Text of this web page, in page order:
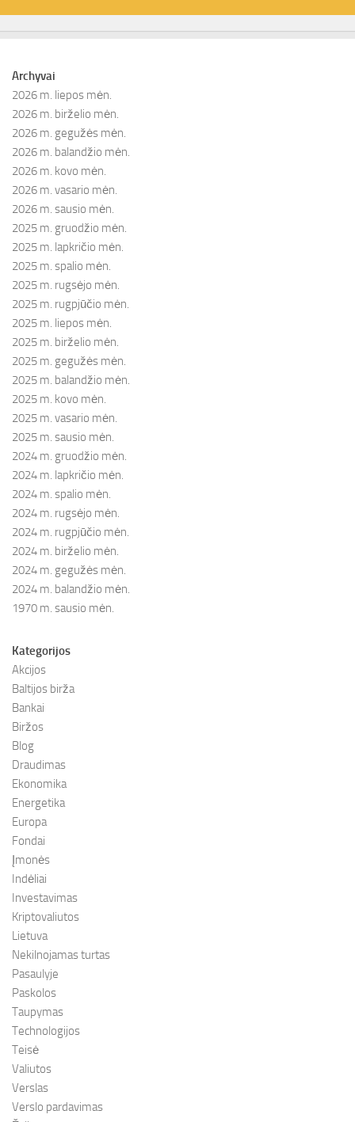
Archyvai
2026 m. liepos mėn.
2026 m. birželio mėn.
2026 m. gegužės mėn.
2026 m. balandžio mėn.
2026 m. kovo mėn.
2026 m. vasario mėn.
2026 m. sausio mėn.
2025 m. gruodžio mėn.
2025 m. lapkričio mėn.
2025 m. spalio mėn.
2025 m. rugsėjo mėn.
2025 m. rugpjūčio mėn.
2025 m. liepos mėn.
2025 m. birželio mėn.
2025 m. gegužės mėn.
2025 m. balandžio mėn.
2025 m. kovo mėn.
2025 m. vasario mėn.
2025 m. sausio mėn.
2024 m. gruodžio mėn.
2024 m. lapkričio mėn.
2024 m. spalio mėn.
2024 m. rugsėjo mėn.
2024 m. rugpjūčio mėn.
2024 m. birželio mėn.
2024 m. gegužės mėn.
2024 m. balandžio mėn.
1970 m. sausio mėn.
Kategorijos
Akcijos
Baltijos birža
Bankai
Biržos
Blog
Draudimas
Ekonomika
Energetika
Europa
Fondai
Įmonės
Indėliai
Investavimas
Kriptovaliutos
Lietuva
Nekilnojamas turtas
Pasaulyje
Paskolos
Taupymas
Technologijos
Teisė
Valiutos
Verslas
Verslo pardavimas